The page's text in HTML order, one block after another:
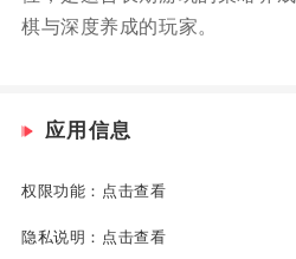
棋与深度养成的玩家。
应用信息
权限功能： 点击查看
隐私说明： 点击查看